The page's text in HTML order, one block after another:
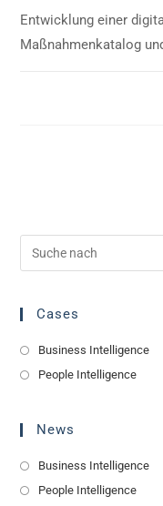
Entwicklung einer
Maßnahmenkatalog
Cases
Business Intelligence
People Intelligence
News
Business Intelligence
People Intelligence